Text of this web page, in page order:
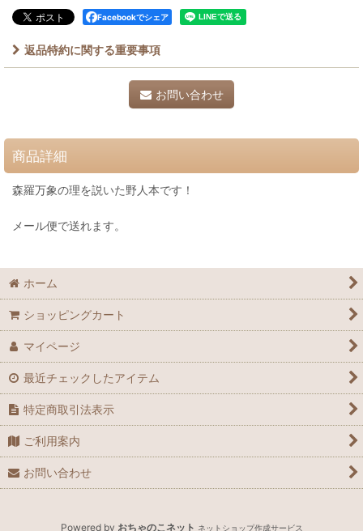
Facebookでシェア
返品特約に関する重要事項
お問い合わせ
商品詳細
森羅万象の理を説いた野人本です！
メール便で送れます。
ホーム
ショッピングカート
マイページ
最近チェックしたアイテム
特定商取引法表示
ご利用案内
お問い合わせ
Powered by おちゃのこネット ネットショップ作成サービス